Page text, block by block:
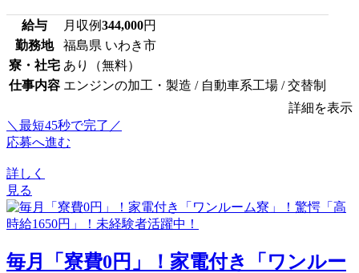
給与 月収例344,000円
勤務地
福島県 いわき市
寮・社宅 あり（無料）
仕事内容 エンジンの加工・製造 / 自動車系工場 / 交替制
詳細を表示
＼最短45秒で完了／
応募へ進む
詳しく
見る
毎月「寮費0円」！家電付き「ワンルー